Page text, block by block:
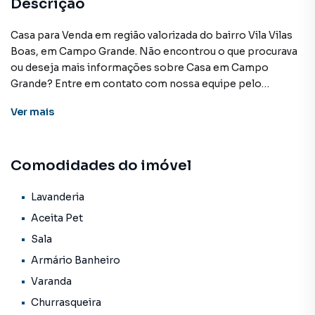
Descrição
Casa para Venda em região valorizada do bairro Vila Vilas
Boas, em Campo Grande. Não encontrou o que procurava
ou deseja mais informações sobre Casa em Campo
Grande? Entre em contato com nossa equipe pelo
e barracões para venda ou locação, além de
planta em Vila Vilas Boas e em outras regiões de Campo
Grande. Aqui você encontra milhares de ofertas para
vida.
Negocie seu imóvel de forma totalmente online, com
consegue comprar ou alugar um imóvel em Campo Grande
Ver mais
Comodidades do imóvel
Lavanderia
Aceita Pet
Sala
Armário Banheiro
Varanda
Churrasqueira